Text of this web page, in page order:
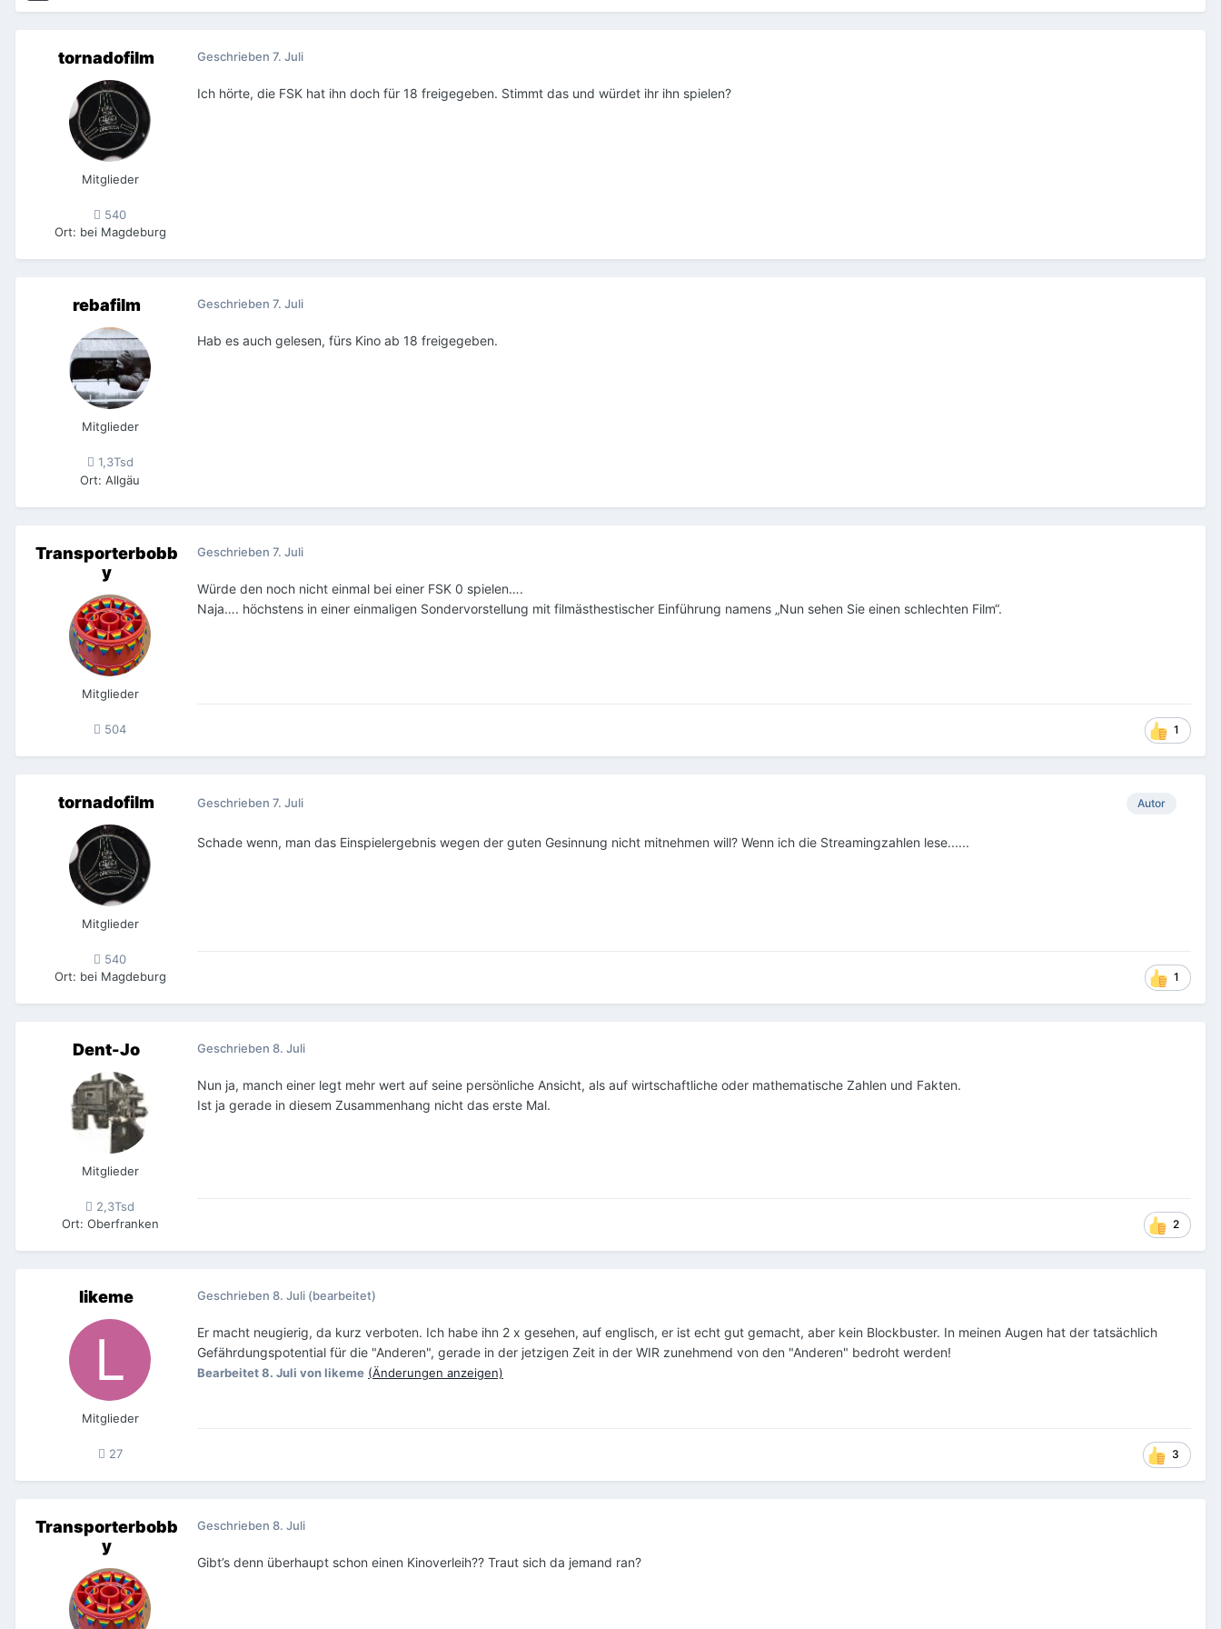
tornadofilm
Mitglieder
540
Ort: bei Magdeburg
Geschrieben 7. Juli
Ich hörte, die FSK hat ihn doch für 18 freigegeben. Stimmt das und würdet ihr ihn spielen?
rebafilm
Mitglieder
1,3Tsd
Ort: Allgäu
Geschrieben 7. Juli
Hab es auch gelesen, fürs Kino ab 18 freigegeben.
Transporterbobb
y
Mitglieder
504
Geschrieben 7. Juli
Würde den noch nicht einmal bei einer FSK 0 spielen….
Naja…. höchstens in einer einmaligen Sondervorstellung mit filmästhestischer Einführung namens „Nun sehen Sie einen schlechten Film“.
1
tornadofilm
Mitglieder
540
Ort: bei Magdeburg
Autor
Geschrieben 7. Juli
Schade wenn, man das Einspielergebnis wegen der guten Gesinnung nicht mitnehmen will? Wenn ich die Streamingzahlen lese......
1
Dent-Jo
Mitglieder
2,3Tsd
Ort: Oberfranken
Geschrieben 8. Juli
Nun ja, manch einer legt mehr wert auf seine persönliche Ansicht, als auf wirtschaftliche oder mathematische Zahlen und Fakten.
Ist ja gerade in diesem Zusammenhang nicht das erste Mal.
2
likeme
Mitglieder
27
Geschrieben 8. Juli (bearbeitet)
Er macht neugierig, da kurz verboten. Ich habe ihn 2 x gesehen, auf englisch, er ist echt gut gemacht, aber kein Blockbuster. In meinen Augen hat der tatsächlich
Gefährdungspotential für die "Anderen", gerade in der jetzigen Zeit in der WIR zunehmend von den "Anderen" bedroht werden!
Bearbeitet8. Juli von likeme (Änderungen anzeigen)
3
Transporterbobb
y
Geschrieben 8. Juli
Gibt’s denn überhaupt schon einen Kinoverleih?? Traut sich da jemand ran?